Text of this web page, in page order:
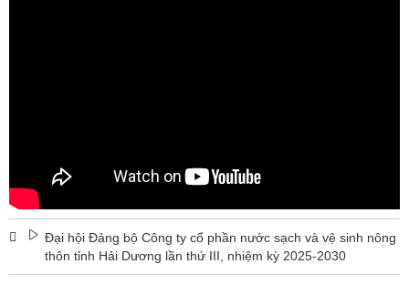
Đại hội Đảng bộ Công ty cổ phần nước sạch và vệ sinh nông
thôn tỉnh Hải Dương lần thứ III, nhiệm kỳ 2025-2030